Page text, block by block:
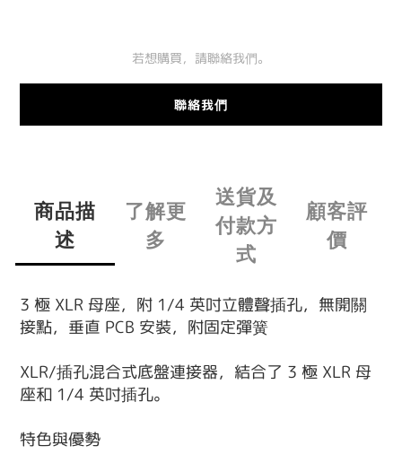
若想購買，請聯絡我們。
聯絡我們
商品描
述
了解更
多
送貨及
付款方
式
顧客評
價
3 極 XLR 母座，附 1/4 英吋立體聲插孔，無開關
接點，垂直 PCB 安裝，附固定彈簧
XLR/插孔混合式底盤連接器，結合了 3 極 XLR 母
座和 1/4 英吋插孔。
特色與優勢